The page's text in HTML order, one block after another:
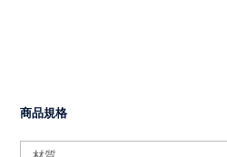
商品規格